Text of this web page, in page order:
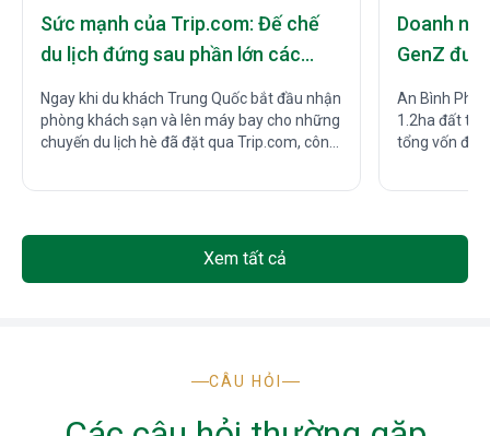
Sức mạnh của Trip.com: Đế chế
du lịch đứng sau phần lớn các
chuyến đi của người Trung Quốc
Ngay khi du khách Trung Quốc bắt đầu nhận
phòng khách sạn và lên máy bay cho những
chuyến du lịch hè đã đặt qua Trip.com, công
đón nhận một tin không mấy dễ chịu.
Doanh
GenZ
An Bình Phát
1.2ha đất tại
tổng vốn
Xem tất cả
CÂU HỎI